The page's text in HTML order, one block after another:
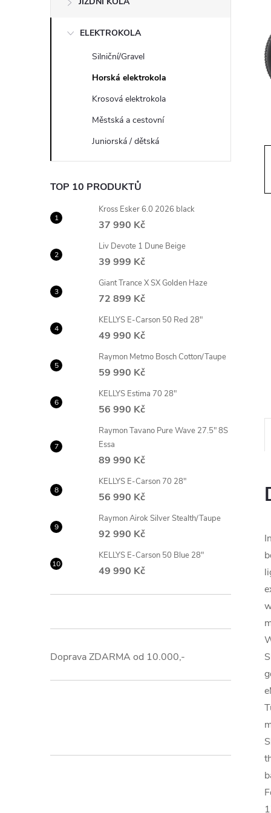
s
n
í
p
a
n
e
ELEKTROKOLA
Silniční/Gravel
Horská elektrokola
Krosová elektrokola
Městská a cestovní
Juniorská / dětská
TOP 10 PRODUKTŮ
Kross Esker 6.0 2026 black
37 990 Kč
Liv Devote 1 Dune Beige
39 999 Kč
Giant Trance X SX Golden Haze
72 899 Kč
KELLYS E-Carson 50 Red 28"
49 990 Kč
Raymon Metmo Bosch Cotton/Taupe
59 990 Kč
KELLYS Estima 70 28"
56 990 Kč
Raymon Tavano Pure Wave 27.5" 8S
Essa
89 990 Kč
KELLYS E-Carson 70 28"
56 990 Kč
Raymon Airok Silver Stealth/Taupe
92 990 Kč
KELLYS E-Carson 50 Blue 28"
49 990 Kč
Doprava ZDARMA od 10.000,-